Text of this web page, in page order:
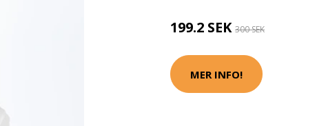
199.2 SEK 300 SEK
MER INFO!